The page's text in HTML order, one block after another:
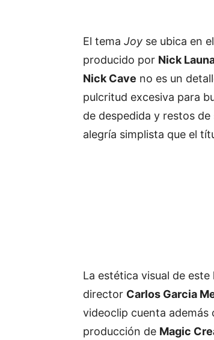
El tema Joy se ubica en
producido por Nick
Nick Cave no es un
pulcritud excesiva para
de despedida y restos
alegría simplista que el
La estética visual de
director Carlos Garcia
videoclip cuenta además
producción de Magic